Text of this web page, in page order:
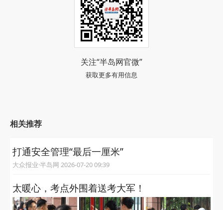
关注“半岛网官微”
获取更多有用信息
相关推荐
打通安全管理“最后一厘米”
大众报业·半岛网 2026-07-20 09:39
太暖心，考点外围着送考大军！